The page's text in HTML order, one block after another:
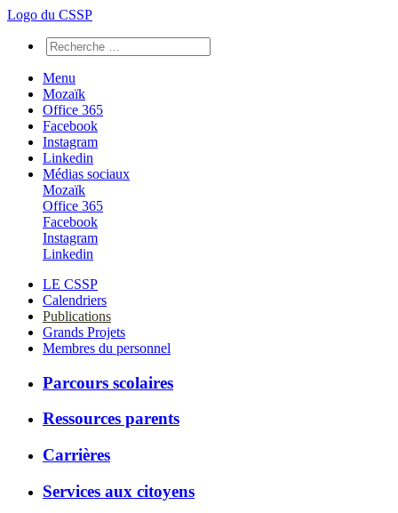
Logo du CSSP
Menu
Mozaïk
Office 365
Facebook
Instagram
Linkedin
Médias sociaux
Mozaïk
Office 365
Facebook
Instagram
Linkedin
LE CSSP
Calendriers
Publications
Grands Projets
Membres du personnel
Parcours scolaires
Ressources parents
Carrières
Services aux citoyens